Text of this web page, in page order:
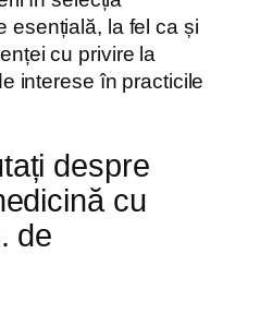
esențială, la fel ca și
cu privire la
interese în practicile
despre
cu
de